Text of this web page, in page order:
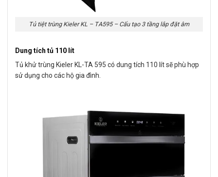
Tủ tiệt trùng Kieler KL – TA595 – Cấu tạo 3 tầng lắp đặt âm
Dung tích tủ 110 lít
Tủ khử trùng Kieler KL-TA 595 có dung tích 110 lít sẽ phù hợp
sử dụng cho các hộ gia đình.